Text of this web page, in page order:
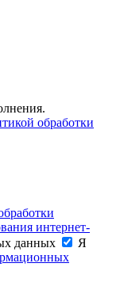
обработки
интернет-
данных
Я